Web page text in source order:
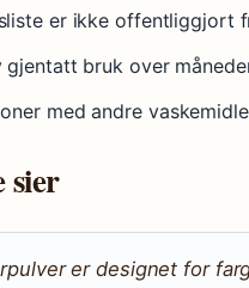
er ikke offentliggjort
bruk over
med andre
sier
er designet for